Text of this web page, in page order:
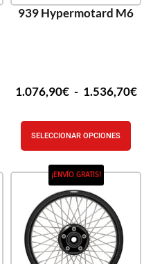
939 Hypermotard M6
1.076,90€ - 1.536,70€
SELECCIONAR OPCIONES
¡ENVÍO GRATIS!